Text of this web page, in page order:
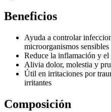
Beneficios
Ayuda a controlar
microorganismos sensibles
Reduce la inflamación y
Alivia dolor, molestia y
Útil en irritaciones por
irritantes
Composición